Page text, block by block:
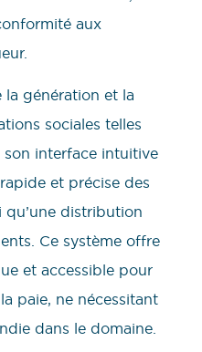
aux
la génération et la
sociales telles
son interface intuitive
et précise des
qu’une distribution
Ce système offre
et accessible pour
paie, ne nécessitant
dans le domaine.